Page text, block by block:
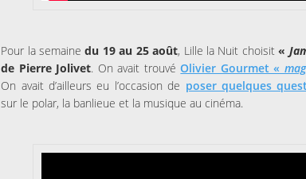
Pour la semainedu 19 au 25 août, Lille la Nuit choisit«
de Pierre Jolivet. On avait trouvéOlivier Gourmet «
On avait d’ailleurs eu l’occasion de poser quelques
sur le polar, la banlieue et la musique au cinéma.